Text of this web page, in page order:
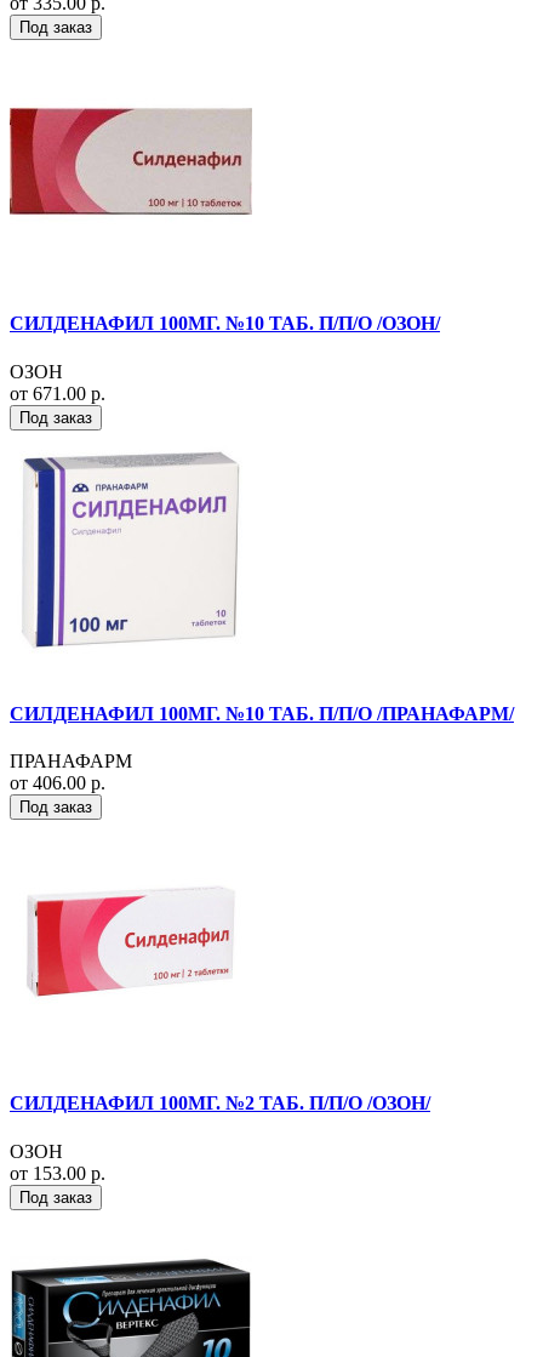
Под заказ
СИЛДЕНАФИЛ 100МГ. №10 ТАБ. П/П/О /ОЗОН/
ОЗОН
от 671.00 р.
Под заказ
СИЛДЕНАФИЛ 100МГ. №10 ТАБ. П/П/О /ПРАНАФАРМ/
ПРАНАФАРМ
от 406.00 р.
Под заказ
СИЛДЕНАФИЛ 100МГ. №2 ТАБ. П/П/О /ОЗОН/
ОЗОН
от 153.00 р.
Под заказ